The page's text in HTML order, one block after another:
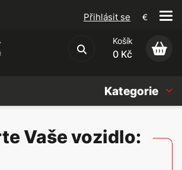
Obchodní podmínky
Přihlásit se €
Košík
0 Kč
Kategorie
Vaše vozidlo: